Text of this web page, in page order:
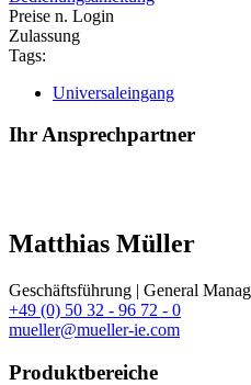
Preise n. Login
Zulassung
Tags:
Universaleingang
Ihr Ansprechpartner
Matthias Müller
Geschäftsführung | General
+49 (0) 50 32 - 96 72 - 0
mueller@mueller-ie.com
Produktbereiche